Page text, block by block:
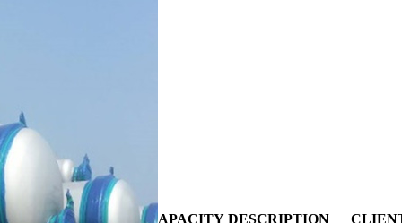
NO.
PROJECT
CAPACITY DESCRIPTION